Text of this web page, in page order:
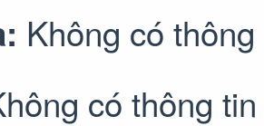
Không có
có thông tin